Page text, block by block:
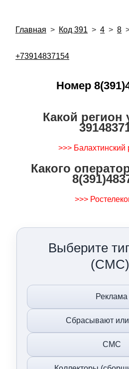
Главная > Код 391 > 4 > 8
+73914837154
Номер
Какой регион
>>> Балахтинский
Какого
>>>
Выберите
Реклама
Сбрасывают
СМС